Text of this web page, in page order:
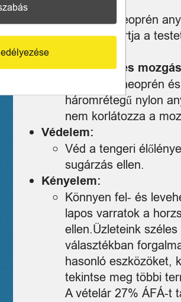
3 mm-es neoprén
melegen tartja a
Rugalmasság és
Rugalmas neoprén és
háromrétegű nylon
nem korlátozza a
Védelem:
Véd a tengeri
sugárzás ellen.
Kényelem:
Könnyen fel- és
lapos varratok a
ellen.Üzleteink széles
választékban
hasonló eszközöket,
tekintse meg többi
A vételár 27% ÁFÁ-t